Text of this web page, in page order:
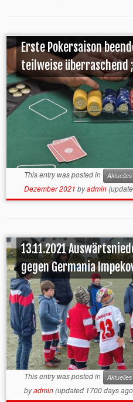
Erste Pokersaison
teilweise überraschend
This entry was posted in Aktuelles
Dezember 2021 byadmin
13.11.2021
gegen Germania
This entry was posted in Aktuelles
byadmin(updated 1700 days